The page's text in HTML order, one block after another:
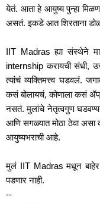
येतं. आता हे आयुष्य पुन्हा
असतं. इकडे आत शिरताना
IIT Madras ह्या संस्थेने
internship करायची संधी,
त्यांचं व्यक्तिमत्त्व घडवलं.
कसं बोलायचं, कोणाला कसं
नसतं. मुलांचे नेतृत्वगुण
आणि सगळ्यात मोठा ठेवा असा
आयुष्यभराची आहे.
मुलं IIT Madras मधून बाहेर
पडणार नाही.
--